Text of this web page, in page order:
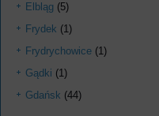
Elbląg (5)
Frydek (1)
Frydrychowice (1)
Gądki (1)
Gdańsk (44)